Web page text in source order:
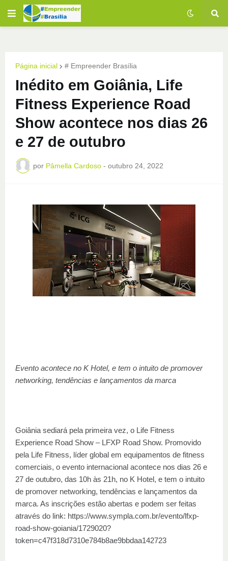
Página inicial # Empreender Brasília
Inédito em Goiânia, Life
Fitness Experience Road
Show acontece nos dias 26
e 27 de outubro
por Pâmella Cardoso - outubro 24, 2022
Evento acontece no K Hotel, e tem o intuito de promover
networking, tendências e lançamentos da marca
Goiânia sediará pela primeira vez, o Life Fitness
Experience Road Show – LFXP Road Show. Promovido
pela Life Fitness, líder global em equipamentos de fitness
comerciais, o evento internacional acontece nos dias 26 e
27 de outubro, das 10h às 21h, no K Hotel, e tem o intuito
de promover networking, tendências e lançamentos da
marca. As inscrições estão abertas e podem ser feitas
através do link: https://www.sympla.com.br/evento/lfxp-
road-show-goiania/1729020?
token=c47f318d7310e784b8ae9bbdaa142723